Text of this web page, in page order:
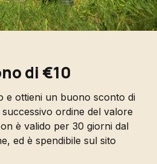
di €10
e ottieni un buono sconto di
ordine del valore
è valido per 30 giorni dal
ed è spendibile sul sito